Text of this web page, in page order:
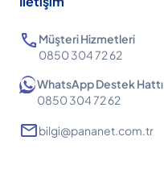
call Müşteri Hizmetleri
0850 304 72 62
WhatsApp Destek Hattı
0850 304 72 62
mailbilgi@pananet.com.tr